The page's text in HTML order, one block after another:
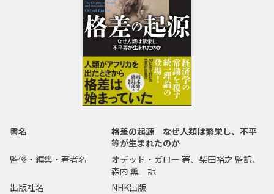
書名
格差の起源 なぜ人類は繁栄し、不平
等が生まれたのか
監修・編集・著者名
オデッド・ガロー 著、柴田裕之 監訳、
森内 薫 訳
出版社名
NHK出版